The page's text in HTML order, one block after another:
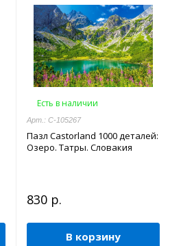
Есть в наличии
Арт.: C-105267
Пазл Castorland 1000 деталей:
Озеро. Татры. Словакия
830 р.
В корзину